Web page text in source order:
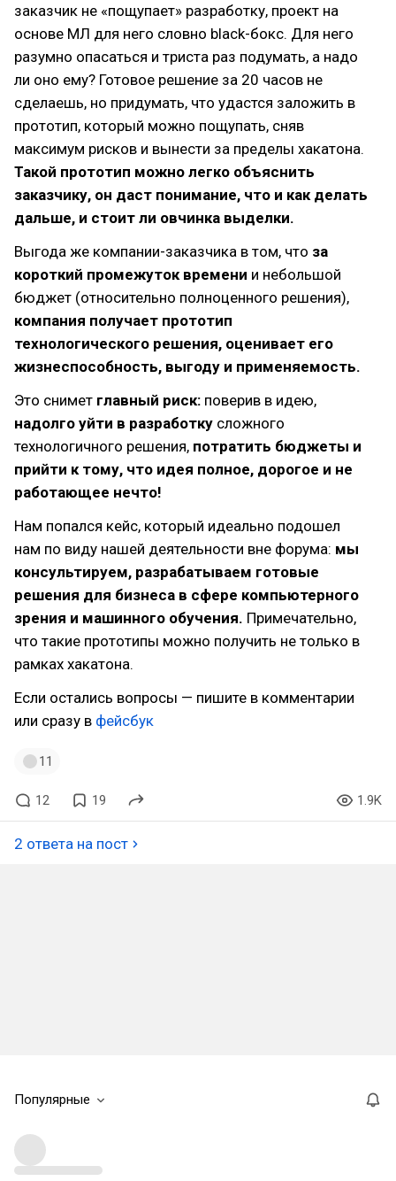
заказчик не «пощупает» разработку, проект на
основе МЛ для него словно black-бокс. Для него
разумно опасаться и триста раз подумать, а надо
ли оно ему? Готовое решение за 20 часов не
сделаешь, но придумать, что удастся заложить в
прототип, который можно пощупать, сняв
максимум рисков и вынести за пределы хакатона.
Такой прототип можно легко объяснить
заказчику, он даст понимание, что и как делать
дальше, и стоит ли овчинка выделки.
Выгода же компании-заказчика в том, что за
короткий промежуток времени и небольшой
бюджет (относительно полноценного решения),
компания получает прототип
технологического решения, оценивает его
жизнеспособность, выгоду и применяемость.
Это снимет главный риск: поверив в идею,
надолго уйти в разработку сложного
технологичного решения, потратить бюджеты и
прийти к тому, что идея полное, дорогое и не
работающее нечто!
Нам попался кейс, который идеально подошел
нам по виду нашей деятельности вне форума: мы
консультируем, разрабатываем готовые
решения для бизнеса в сфере компьютерного
зрения и машинного обучения. Примечательно,
что такие прототипы можно получить не только в
рамках хакатона.
Если остались вопросы — пишите в комментарии
или сразу в фейсбук
11
12 19 1.9K
2 ответа на пост
Популярные